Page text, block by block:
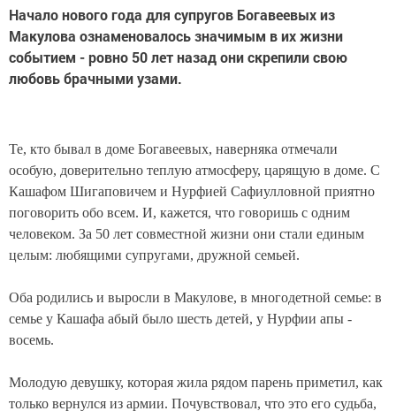
Начало нового года для супругов Богавеевых из
Макулова ознаменовалось значимым в их жизни
событием - ровно 50 лет назад они скрепили свою
любовь брачными узами.
Те, кто бывал в доме Богавеевых, наверняка отмечали
особую, доверительно теплую атмосферу, царящую в доме. С
Кашафом Шигаповичем и Нурфией Сафиулловной приятно
поговорить обо всем. И, кажется, что говоришь с одним
человеком. За 50 лет совместной жизни они стали единым
целым: любящими супругами, дружной семьей.
Оба родились и выросли в Макулове, в многодетной семье: в
семье у Кашафа абый было шесть детей, у Нурфии апы -
восемь.
Молодую девушку, которая жила рядом парень приметил, как
только вернулся из армии. Почувствовал, что это его судьба,